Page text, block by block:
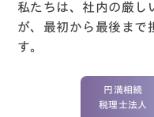
私たちは、社内の厳し
が、最初から最後まで
す。
円満相続
税理士法人